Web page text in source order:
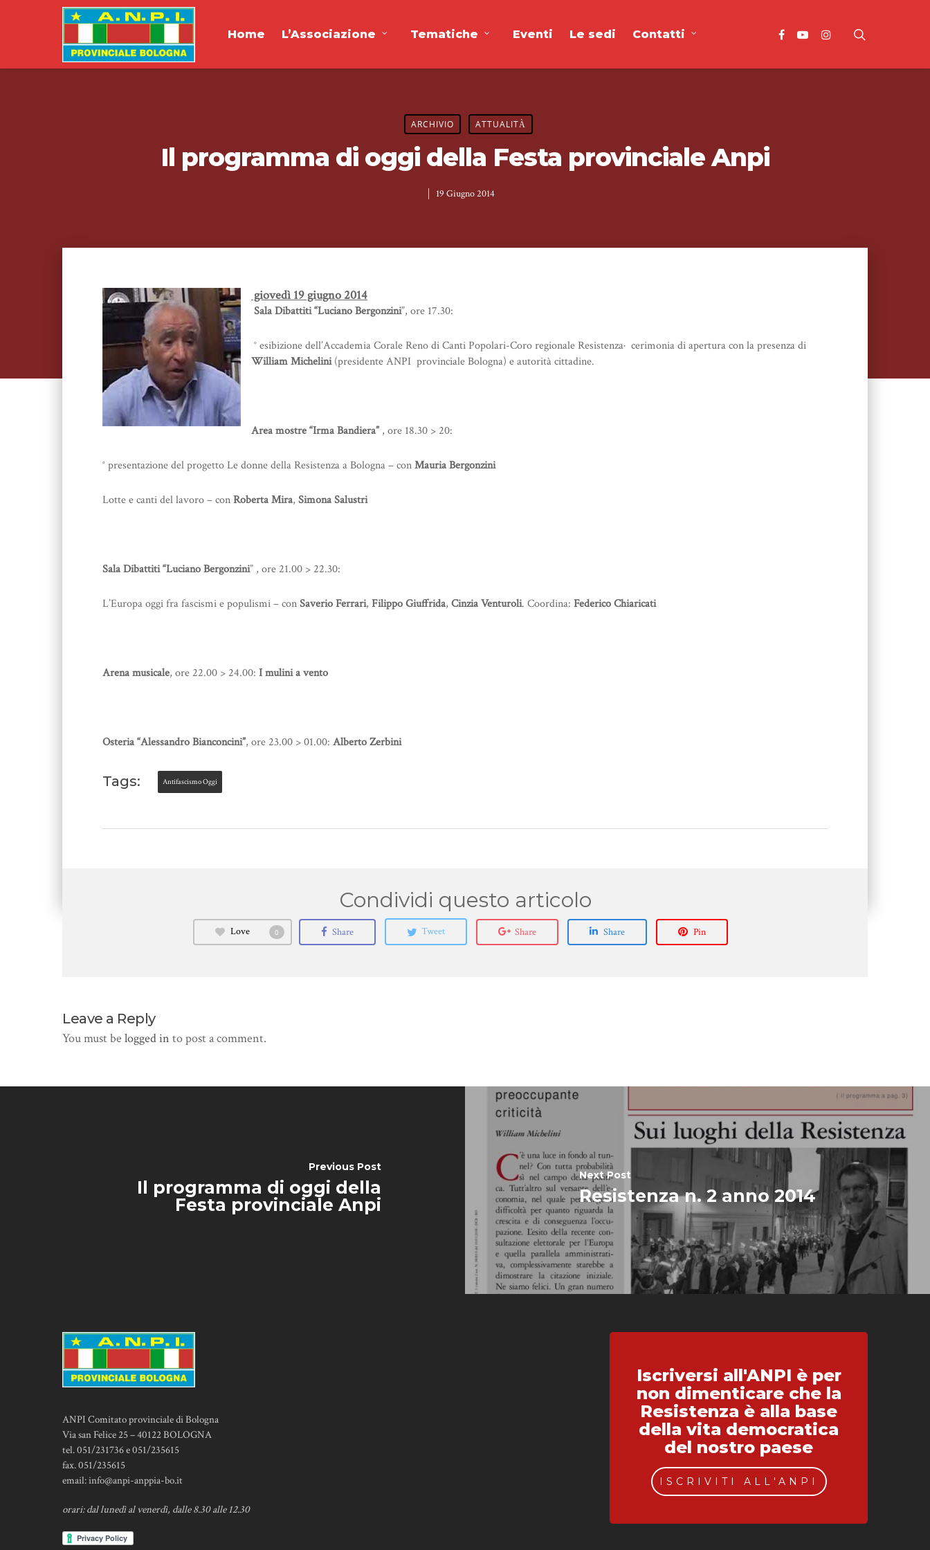
Home L’Associazione Tematiche Eventi Le sedi Contatti
ARCHIVIO ATTUALITÀ
Il programma di oggi della Festa provinciale Anpi
19 Giugno 2014
giovedì 19 giugno 2014
Sala Dibattiti “Luciano Bergonzini”, ore 17.30:
° esibizione dell’Accademia Corale Reno di Canti Popolari-Coro regionale Resistenza· cerimonia di apertura con la presenza di
William Michelini(presidente ANPI provinciale Bologna) e autorità cittadine.
Area mostre “Irma Bandiera” , ore 18.30 > 20:
° presentazione del progetto Le donne della Resistenza a Bologna – conMauria Bergonzini
Lotte e canti del lavoro – conRoberta Mira,Simona Salustri
Sala Dibattiti “Luciano Bergonzini” , ore 21.00 > 22.30:
L’Europa oggi fra fascismi e populismi – conSaverio Ferrari,FilippoGiuffrida,Cinzia Venturoli. Coordina:Federico Chiaricati
Arena musicale, ore 22.00 > 24.00: I mulini a vento
Osteria “Alessandro Bianconcini”, ore 23.00 > 01.00:Alberto Zerbini
Tags: Antifascismo Oggi
Love 0 Share Tweet Share Share Pin
Leave a Reply
You must be logged in to post a comment.
Previous Post
Il programma di oggi della
Festa provinciale Anpi
Next Post
Resistenza n. 2 anno 2014
ANPI Comitato provinciale di Bologna
Via san Felice 25 – 40122 BOLOGNA
tel. 051/231736 e 051/235615
fax. 051/235615
email:info@anpi-anppia-bo.it
orari: dal lunedì al venerdì, dalle 8.30 alle 12.30
Iscriversi all'ANPI è per
non dimenticare che la
Resistenza è alla base
della vita democratica
del nostro paese
ISCRIVITI ALL'ANPI